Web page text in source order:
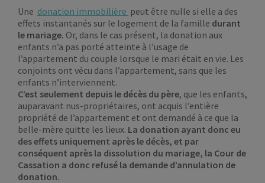
Une donation immobilière peut être nulle si elle a des
effets instantanés sur le logement de la famille durant
le mariage. Or, dans le cas présent, la donation aux
enfants n’a pas porté atteinte à l’usage de
l’appartement du couple lorsque le mari était en vie. Les
conjoints ont vécu dans l’appartement, sans que les
enfants n’interviennent.
C’est seulement depuis le décès du père, que les enfants,
auparavant nus-propriétaires, ont acquis l’entière
propriété de l’appartement et ont demandé à ce que la
belle-mère quitte les lieux. La donation ayant donc eu
des effets uniquement après le décès, et par
conséquent après la dissolution du mariage, la Cour de
Cassation a donc refusé la demande d’annulation de
donation.